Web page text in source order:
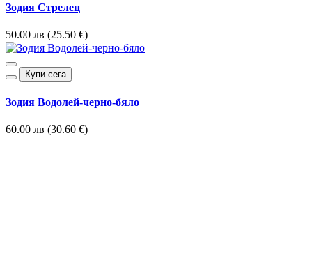
Зодия Стрелец
50.00 лв (25.50 €)
Купи сега
Зодия Водолей-черно-бяло
60.00 лв (30.60 €)